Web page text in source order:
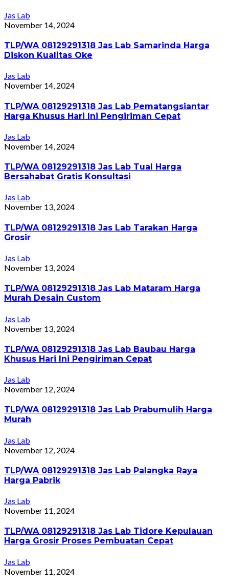
Jas Lab
November 14, 2024
TLP/WA 08129291318 Jas Lab Samarinda Harga
Diskon Kualitas Oke
Jas Lab
November 14, 2024
TLP/WA 08129291318 Jas Lab Pematangsiantar
Harga Khusus Hari Ini Pengiriman Cepat
Jas Lab
November 14, 2024
TLP/WA 08129291318 Jas Lab Tual Harga
Bersahabat Gratis Konsultasi
Jas Lab
November 13, 2024
TLP/WA 08129291318 Jas Lab Tarakan Harga
Grosir
Jas Lab
November 13, 2024
TLP/WA 08129291318 Jas Lab Mataram Harga
Murah Desain Custom
Jas Lab
November 13, 2024
TLP/WA 08129291318 Jas Lab Baubau Harga
Khusus Hari Ini Pengiriman Cepat
Jas Lab
November 12, 2024
TLP/WA 08129291318 Jas Lab Prabumulih Harga
Murah
Jas Lab
November 12, 2024
TLP/WA 08129291318 Jas Lab Palangka Raya
Harga Pabrik
Jas Lab
November 11, 2024
TLP/WA 08129291318 Jas Lab Tidore Kepulauan
Harga Grosir Proses Pembuatan Cepat
Jas Lab
November 11, 2024